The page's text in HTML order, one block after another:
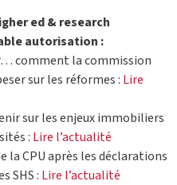
ed & research
autorisation :
comment la commission
sur les réformes : Lire
sur les enjeux immobiliers
: Lire l’actualité
la CPU après les déclarations
SHS : Lire l’actualité